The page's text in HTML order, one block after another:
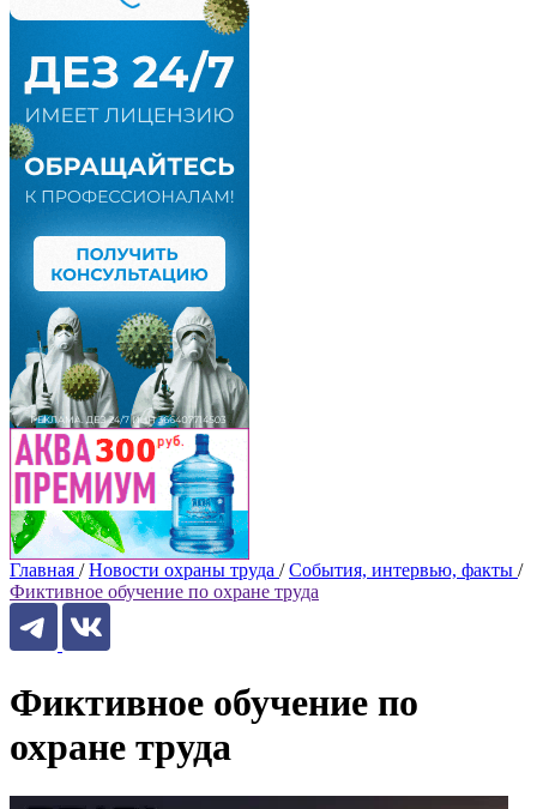
Главная / Новости охраны труда / События, интервью, факты /
Фиктивное обучение по охране труда
Фиктивное обучение по
охране труда